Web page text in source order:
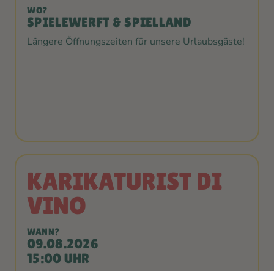
WO?
SPIELEWERFT & SPIELLAND
Längere Öffnungszeiten für unsere Urlaubsgäste!
KARIKATURIST DI
VINO
WANN?
09.08.2026
15:00 UHR